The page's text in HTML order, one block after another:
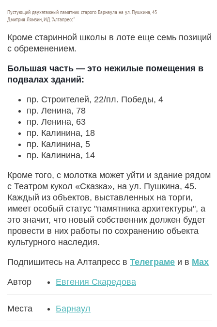
Пустующий двухэтажный памятник старого Барнаула на ул. Пушкина, 45
Дмитрия Лямзин, ИД "Алтапресс"
Кроме старинной школы в лоте еще семь позиций
с обременением.
Большая часть — это нежилые помещения в
подвалах зданий:
пр. Строителей, 22/пл. Победы, 4
пр. Ленина, 78
пр. Ленина, 63
пр. Калинина, 18
пр. Калинина, 5
пр. Калинина, 14
Кроме того, с молотка может уйти и здание рядом
с Театром кукол «Сказка», на ул. Пушкина, 45.
Каждый из объектов, выставленных на торги,
имеет особый статус "памятника архитектуры", а
это значит, что новый собственник должен будет
провести в них работы по сохранению объекта
культурного наследия.
Подпишитесь на Алтапресс в Телеграме и в Max
Автор Евгения Скаредова
Места Барнаул